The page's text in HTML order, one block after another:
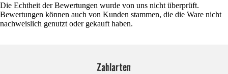
Die Echtheit der Bewertungen wurde von uns nicht überprüft.
Bewertungen können auch von Kunden stammen, die die Ware nicht
nachweislich genutzt oder gekauft haben.
Zahlarten